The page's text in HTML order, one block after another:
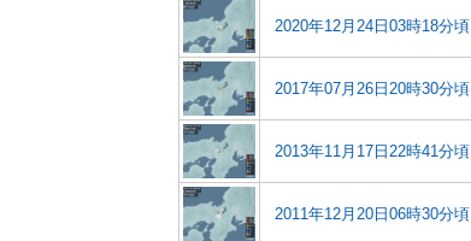
2020年12月24日03時18分頃
2017年07月26日20時30分頃
2013年11月17日22時41分頃
2011年12月20日06時30分頃